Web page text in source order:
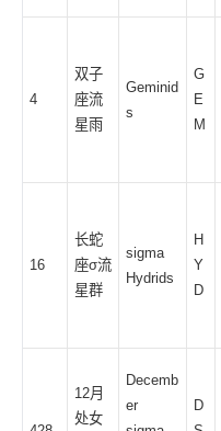
4
双子
座流
星雨
Geminid
s
G
E
M
16
长蛇
座σ流
星群
sigma
Hydrids
H
Y
D
12月
处女
Decemb
er
D